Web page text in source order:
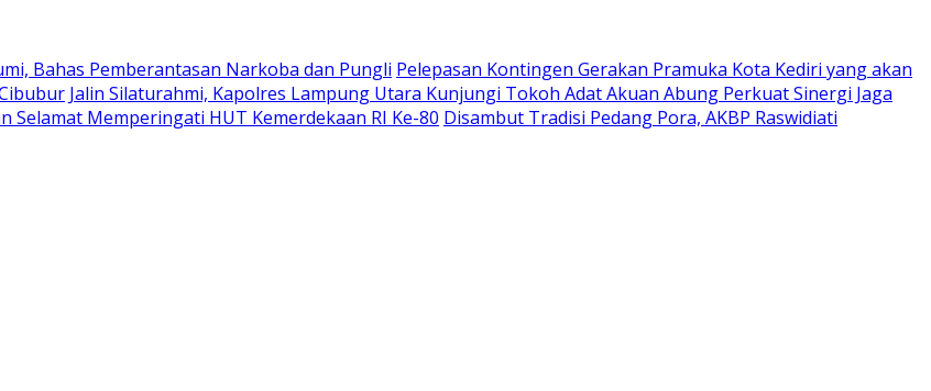
Bahas Pemberantasan Narkoba dan Pungli Pelepasan Kontingen Gerakan Pramuka Kota Kediri yang akan
Jalin Silaturahmi, Kapolres Lampung Utara Kunjungi Tokoh Adat Akuan Abung Perkuat Sinergi Jaga
Selamat Memperingati HUT Kemerdekaan RI Ke-80 Disambut Tradisi Pedang Pora, AKBP Raswidiati